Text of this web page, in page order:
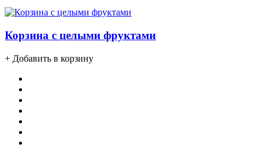
Корзина с целыми фруктами
+ Добавить в корзину